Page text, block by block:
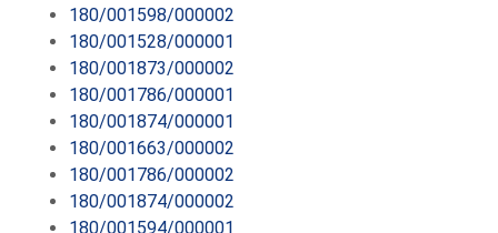
180/001598/000002
180/001528/000001
180/001873/000002
180/001786/000001
180/001874/000001
180/001663/000002
180/001786/000002
180/001874/000002
180/001594/000001